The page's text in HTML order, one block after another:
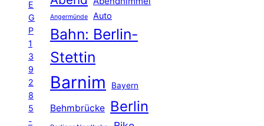
E
G
P
1
3
9
2
8
5
-
Angermünde Auto
Bahn: Berlin-
Stettin
Barnim Bayern
Behmbrücke Berlin